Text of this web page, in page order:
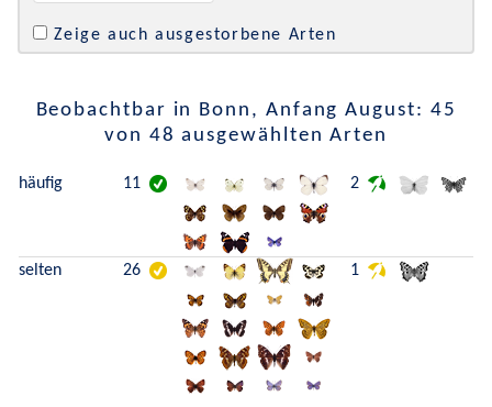
Zeige auch ausgestorbene Arten
Beobachtbar in Bonn, Anfang August: 45
von 48 ausgewählten Arten
häufig 11 2
selten 26 1